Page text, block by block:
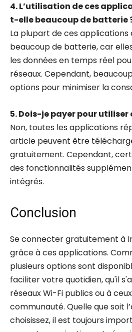
4. L’utilisation de ces
t-elle beaucoup de batterie
La plupart de ces
beaucoup de batterie, car
les données en temps réel
réseaux. Cependant,
options pour minimiser la
5. Dois-je payer pour
Non, toutes les applications
article peuvent être
gratuitement. Cependant,
des fonctionnalités
intégrés.
Conclusion
Se connecter gratuitement à
grâce à ces applications.
plusieurs options sont
faciliter votre quotidien, qu'il
réseaux Wi-Fi publics ou à
communauté. Quelle que soit
choisissez, il est toujours